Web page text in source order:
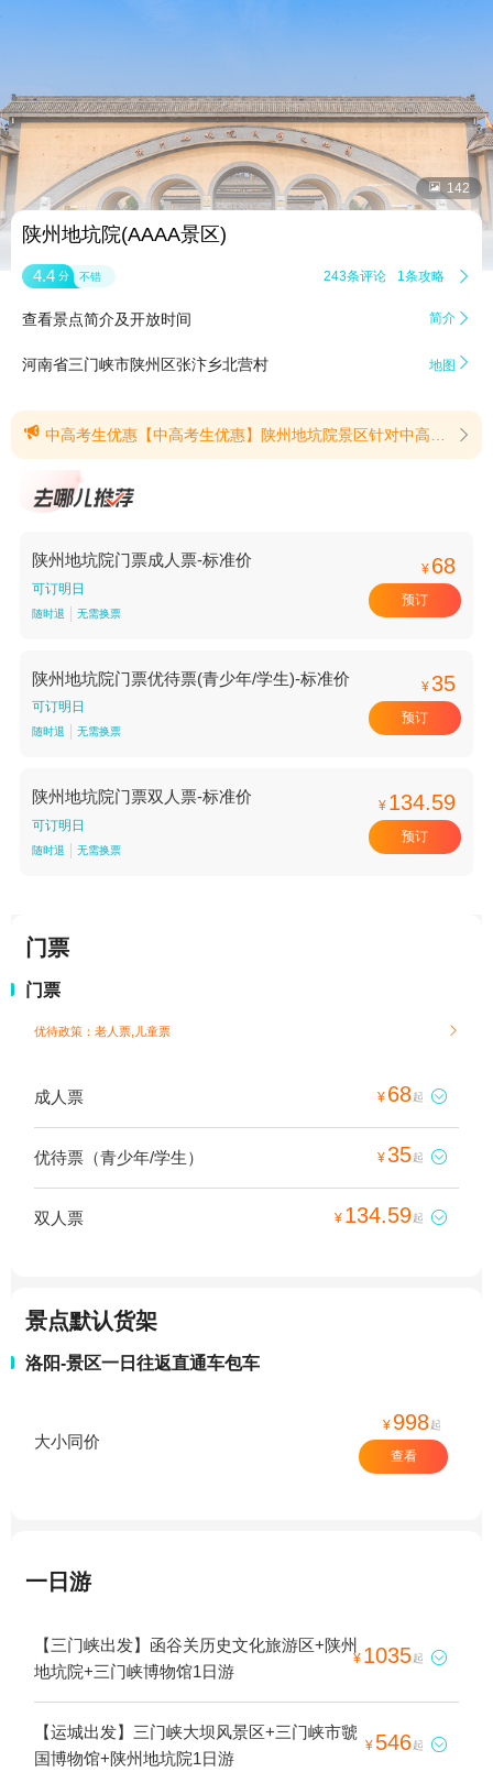
 142
陕州地坑院(AAAA景区)
4.4 分 不错 243条评论 1条攻略 
查看景点简介及开放时间 简介 
河南省三门峡市陕州区张汴乡北营村 地图 
 中高考生优惠【中高考生优惠】陕州地坑院景区针对中高考学生优惠如下：2026年中考、高考学生凭本人准考证，可享受免门票入园游玩。（需到售票窗口换票），活动日期：2026年6月7日至8月31日。(提示有效期2026/6/6至2026/8/31) 
陕州地坑院门票成人票-标准价
可订明日
随时退 无需换票
¥ 68
预订
陕州地坑院门票优待票(青少年/学生)-标准价
可订明日
随时退 无需换票
¥35
预订
陕州地坑院门票双人票-标准价
可订明日
随时退 无需换票
¥ 134.59
预订
门票
门票
优待政策：老人票,儿童票 
成人票 ¥ 68起 
优待票（青少年/学生） ¥35起 
双人票 ¥ 134.59起 
景点默认货架
洛阳-景区一日往返直通车包车
大小同价
¥ 998起
查看
一日游
【三门峡出发】函谷关历史文化旅游区+陕州
地坑院+三门峡博物馆1日游
¥ 1035起 
【运城出发】三门峡大坝风景区+三门峡市虢
国博物馆+陕州地坑院1日游
¥ 546起 